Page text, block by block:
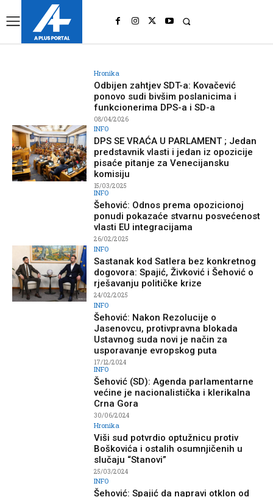
Hronika
Odbijen zahtjev SDT-a: Kovačević
ponovo sudi bivšim poslanicima i
funkcionerima DPS-a i SD-a
08/04/2026
INFO
DPS SE VRAĆA U PARLAMENT ; Jedan
predstavnik vlasti i jedan iz opozicije
pisaće pitanje za Venecijansku
komisiju
15/03/2025
INFO
Šehović: Odnos prema opozicionoj
ponudi pokazaće stvarnu posvećenost
vlasti EU integracijama
26/02/2025
INFO
Sastanak kod Satlera bez konkretnog
dogovora: Spajić, Živković i Šehović o
rješavanju političke krize
24/02/2025
INFO
Šehović: Nakon Rezolucije o
Jasenovcu, protivpravna blokada
Ustavnog suda novi je način za
usporavanje evropskog puta
17/12/2024
INFO
Šehović (SD): Agenda parlamentarne
većine je nacionalistička i klerikalna
Crna Gora
30/06/2024
Hronika
Viši sud potvrdio optužnicu protiv
Boškovića i ostalih osumnjičenih u
slučaju “Stanovi”
25/03/2024
INFO
Šehović: Spajić da napravi otklon od